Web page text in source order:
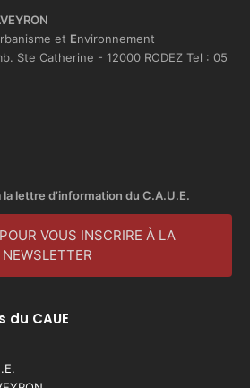
rbanisme et Environnement
Ste Catherine - 12000 RODEZ Tel : 05
lettre d’information du C.A.U.E.
VOUS INSCRIRE À LA
NEWSLETTER
CAUE